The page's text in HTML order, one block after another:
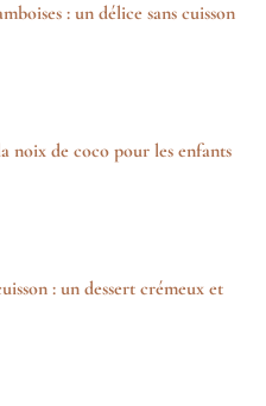
: un délice sans cuisson
noix de coco pour les enfants
: un dessert crémeux et